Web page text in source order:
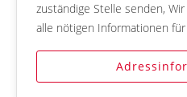
zuständige Stelle senden,
alle nötigen Informationen